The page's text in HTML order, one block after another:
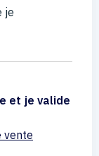
je
et je valide
vente